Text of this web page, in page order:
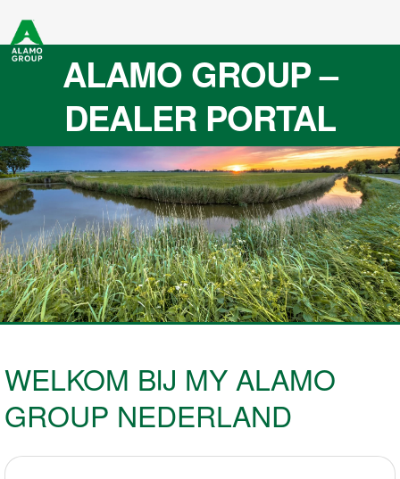
ALAMO GROUP –
DEALER PORTAL
WELKOM BIJ MY ALAMO
GROUP NEDERLAND